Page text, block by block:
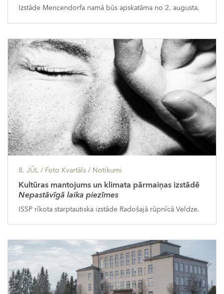
Izstāde Mencendorfa namā būs apskatāma no 2. augusta.
8. JŪL / Foto Kvartāls / Notikumi
Kultūras mantojums un klimata pārmaiņas izstādē
Nepastāvīgā laika piezīmes
ISSP rīkota starptautiska izstāde Radošajā rūpnīcā Veldze.